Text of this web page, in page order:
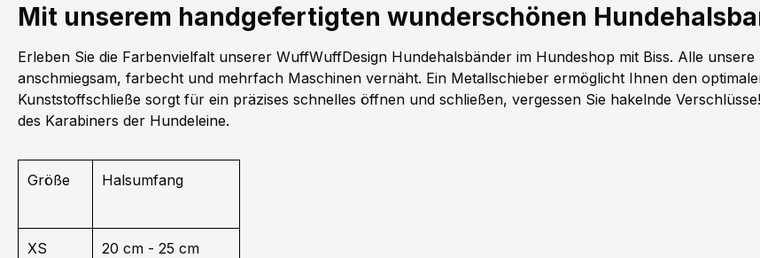
Mit unserem handgefertigten wunderschönen
Erleben Sie die Farbenvielfalt unserer WuffWuffDesign Hundehalsbänder im Hundeshop mit Biss. Alle
anschmiegsam, farbecht und mehrfach Maschinen vernäht. Ein Metallschieber ermöglicht Ihnen den
Kunststoffschließe sorgt für ein präzises schnelles öffnen und schließen, vergessen Sie hakelnde
des Karabiners der Hundeleine.
Größe Halsumfang
XS 20 cm - 25 cm